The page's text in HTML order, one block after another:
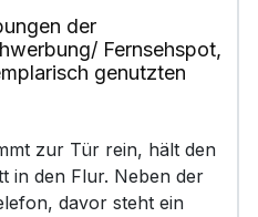
der
Fernsehspot,
genutzten
zur Tür rein, hält den
in den Flur. Neben der
davor steht ein